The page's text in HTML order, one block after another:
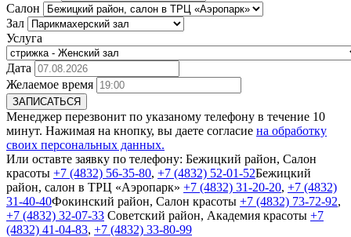
Салон
Зал
Услуга
Дата
Желаемое время
ЗАПИСАТЬСЯ
Менеджер перезвонит по указаному телефону в течение 10
минут. Нажимая на кнопку, вы даете согласие на обработку
своих персональных данных.
Или оставте заявку по телефону: Бежицкий район, Салон
красоты +7 (4832) 56-35-80, +7 (4832) 52-01-52Бежицкий
район, салон в ТРЦ «Аэропарк» +7 (4832) 31-20-20, +7 (4832)
31-40-40Фокинский район, Салон красоты +7 (4832) 73-72-92,
+7 (4832) 32-07-33 Cоветский район, Академия красоты +7
(4832) 41-04-83, +7 (4832) 33-80-99